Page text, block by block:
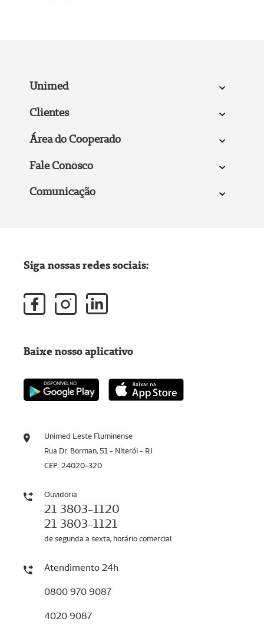
Unimed
Clientes
Área do Cooperado
Fale Conosco
Comunicação
Unimed Leste Fluminense
Rua Dr. Borman, 51 - Niterói - RJ
CEP: 24020-320
Ouvidoria
21 3803-1120
21 3803-1121
de segunda a sexta, horário comercial
Atendimento 24h
0800 970 9087
4020 9087
Siga nossas redes sociais:
Baixe nosso aplicativo